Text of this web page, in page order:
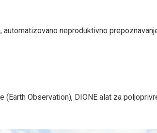
neproduktivno
Observation), DIONE alat za